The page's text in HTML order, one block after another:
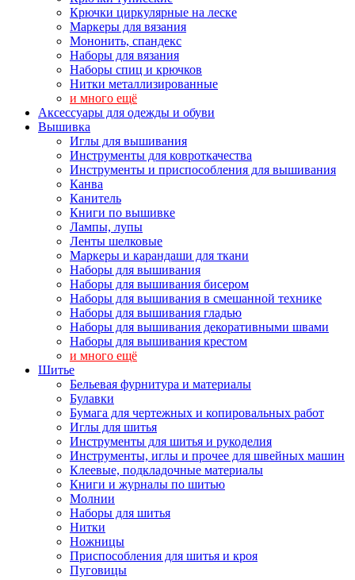
Крючки циркулярные на леске
Маркеры для вязания
Мононить, спандекс
Наборы для вязания
Наборы спиц и крючков
Нитки металлизированные
и много ещё
Аксессуары для одежды и обуви
Вышивка
Иглы для вышивания
Инструменты для ковроткачества
Инструменты и приспособления для вышивания
Канва
Канитель
Книги по вышивке
Лампы, лупы
Ленты шелковые
Маркеры и карандаши для ткани
Наборы для вышивания
Наборы для вышивания бисером
Наборы для вышивания в смешанной технике
Наборы для вышивания гладью
Наборы для вышивания декоративными швами
Наборы для вышивания крестом
и много ещё
Шитье
Бельевая фурнитура и материалы
Булавки
Бумага для чертежных и копировальных работ
Иглы для шитья
Инструменты для шитья и рукоделия
Инструменты, иглы и прочее для швейных машин
Клеевые, подкладочные материалы
Книги и журналы по шитью
Молнии
Наборы для шитья
Нитки
Ножницы
Приспособления для шитья и кроя
Пуговицы